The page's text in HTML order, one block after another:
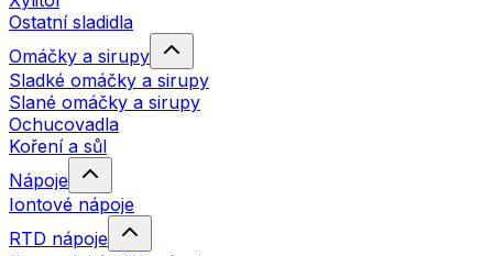
Ostatní sladidla
Omáčky a sirupy
Sladké omáčky a sirupy
Slané omáčky a sirupy
Ochucovadla
Koření a sůl
Nápoje
Iontové nápoje
RTD nápoje